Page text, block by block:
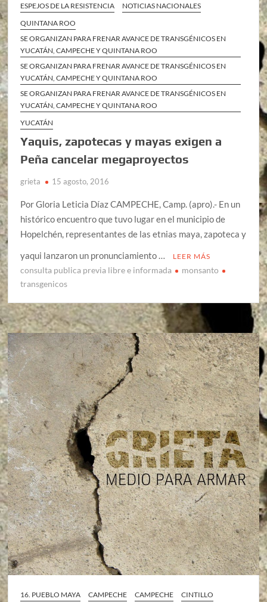
ESPEJOS DE LA RESISTENCIA
NOTICIAS NACIONALES
QUINTANA ROO
SE ORGANIZAN PARA FRENAR AVANCE DE TRANSGÉNICOS EN
YUCATÁN, CAMPECHE Y QUINTANA ROO
SE ORGANIZAN PARA FRENAR AVANCE DE TRANSGÉNICOS EN
YUCATÁN, CAMPECHE Y QUINTANA ROO
SE ORGANIZAN PARA FRENAR AVANCE DE TRANSGÉNICOS EN
YUCATÁN, CAMPECHE Y QUINTANA ROO
YUCATÁN
Yaquis, zapotecas y mayas exigen a
Peña cancelar megaproyectos
grieta 15 agosto, 2016
Por Gloria Leticia Díaz CAMPECHE, Camp. (apro).- En un
histórico encuentro que tuvo lugar en el municipio de
Hopelchén, representantes de las etnias maya, zapoteca y
yaqui lanzaron un pronunciamiento …
LEER MÁS
consulta publica previa libre e informada
monsanto
transgenicos
16. PUEBLO MAYA CAMPECHE CAMPECHE
CINTILLO